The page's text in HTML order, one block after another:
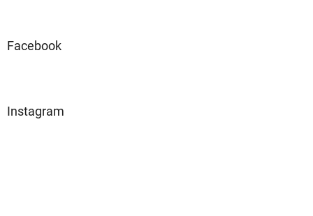
Facebook
Instagram